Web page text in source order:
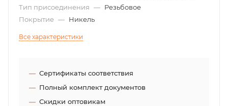
Тип присоединения — Резьбовое
Покрытие — Никель
Все характеристики
Сертификаты соответствия
Полный комплект документов
Скидки оптовикам